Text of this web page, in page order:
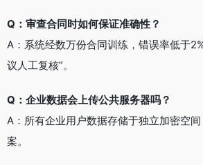
Q：审查合同时如何保证准确性？
A：系统经数万份合同训练，错误率低于
议人工复核”。
Q：企业数据会上传公共服务器吗？
A：所有企业用户数据存储于独立加密空
案。